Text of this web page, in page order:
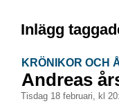
Inlägg
KRÖNIKOR OCH
Andreas
tisdag 18 februari, kl